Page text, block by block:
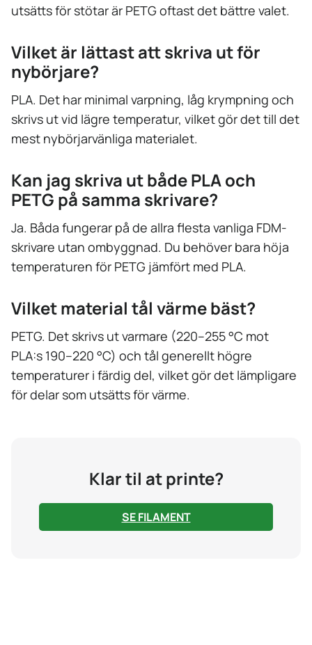
utsätts för stötar är PETG oftast det bättre valet.
Vilket är lättast att skriva ut för
nybörjare?
PLA. Det har minimal varpning, låg krympning och
skrivs ut vid lägre temperatur, vilket gör det till det
mest nybörjarvänliga materialet.
Kan jag skriva ut både PLA och
PETG på samma skrivare?
Ja. Båda fungerar på de allra flesta vanliga FDM-
skrivare utan ombyggnad. Du behöver bara höja
temperaturen för PETG jämfört med PLA.
Vilket material tål värme bäst?
PETG. Det skrivs ut varmare (220–255 °C mot
PLA:s 190–220 °C) och tål generellt högre
temperaturer i färdig del, vilket gör det lämpligare
för delar som utsätts för värme.
Klar til at printe?
SE FILAMENT